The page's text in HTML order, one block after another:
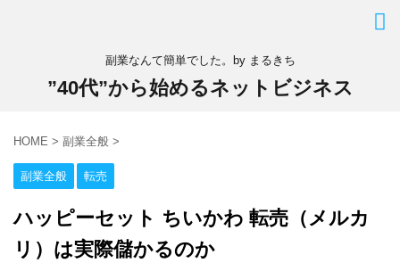
副業なんて簡単でした。by まるきち
”40代”から始めるネットビジネス
HOME > 副業全般 >
副業全般 転売
ハッピーセット ちいかわ 転売（メルカ
リ）は実際儲かるのか